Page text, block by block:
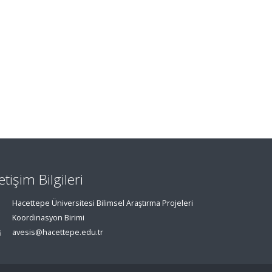
Bilgileri
Hacettepe Üniversitesi Bilimsel Araştırma Projeleri
Koordinasyon Birimi
avesis@hacettepe.edu.tr